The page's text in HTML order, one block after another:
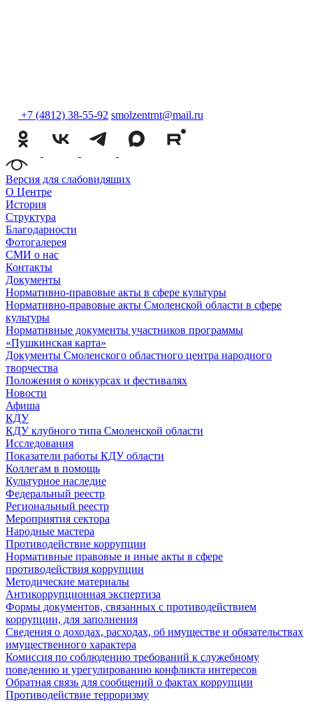
+7 (4812) 38-55-92 smolzentrnt@mail.ru
Версия для слабовидящих
О Центре
История
Структура
Благодарности
Фотогалерея
СМИ о нас
Контакты
Документы
Нормативно-правовые акты в сфере культуры
Нормативно-правовые акты Смоленской области в сфере
культуры
Нормативные документы участников программы
«Пушкинская карта»
Документы Смоленского областного центра народного
творчества
Положения о конкурсах и фестивалях
Новости
Афиша
КДУ
КДУ клубного типа Смоленской области
Исследования
Показатели работы КДУ области
Коллегам в помощь
Культурное наследие
Федеральный реестр
Региональный реестр
Мероприятия сектора
Народные мастера
Противодействие коррупции
Нормативные правовые и иные акты в сфере
противодействия коррупции
Методические материалы
Антикоррупционная экспертиза
Формы документов, связанных с противодействием
коррупции, для заполнения
Сведения о доходах, расходах, об имуществе и обязательствах
имущественного характера
Комиссия по соблюдению требований к служебному
поведению и урегулированию конфликта интересов
Обратная связь для сообщений о фактах коррупции
Противодействие терроризму